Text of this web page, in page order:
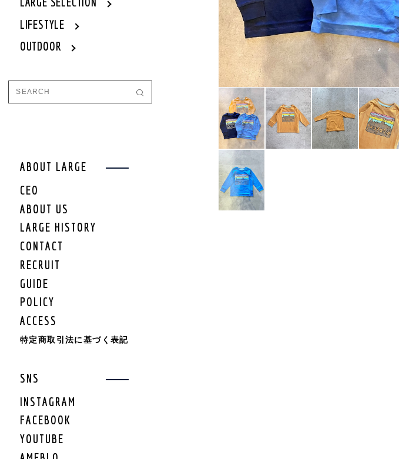
WOMEN TOPS
WOMEN ONE PIECE
WOMEN CAP/HAT
WOMEN SHOES
WOMEN OTHER
WOMEN BRAND
KIDS OUTER
KIDS TOPS
KIDS BOTTOMS
KIDS CAP/HAT
KIDS BAG
KIDS ACCESSORY
KIDS GOODS
KIDS ROMPERS
KIDS BRAND
LIFESTYLE
LIFESTYLE
OUTDOOR
ABOUT LARGE
CEO
ABOUT US
LARGE HISTORY
CONTACT
RECRUIT
GUIDE
POLICY
ACCESS
特定商取引法に基づく表記
SNS
INSTAGRAM
FACEBOOK
YOUTUBE